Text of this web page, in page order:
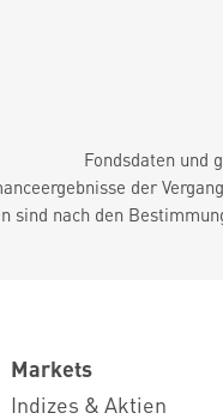
Fondsdaten und
der
sind nach den
Markets
Indizes & Aktien